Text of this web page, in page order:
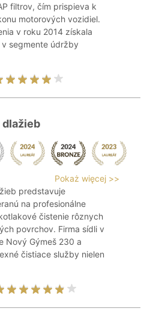
filtrov, čím prispieva k
motorových vozidiel.
v roku 2014 získala
segmente údržby
dlažieb
Pokaż więcej >>
predstavuje
na profesionálne
čistenie rôznych
povrchov. Firma sídli v
Nový Gýmeš 230 a
čistiace služby nielen